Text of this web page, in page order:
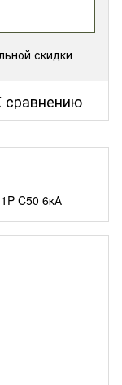
скидки
сравнению
C50 6кА